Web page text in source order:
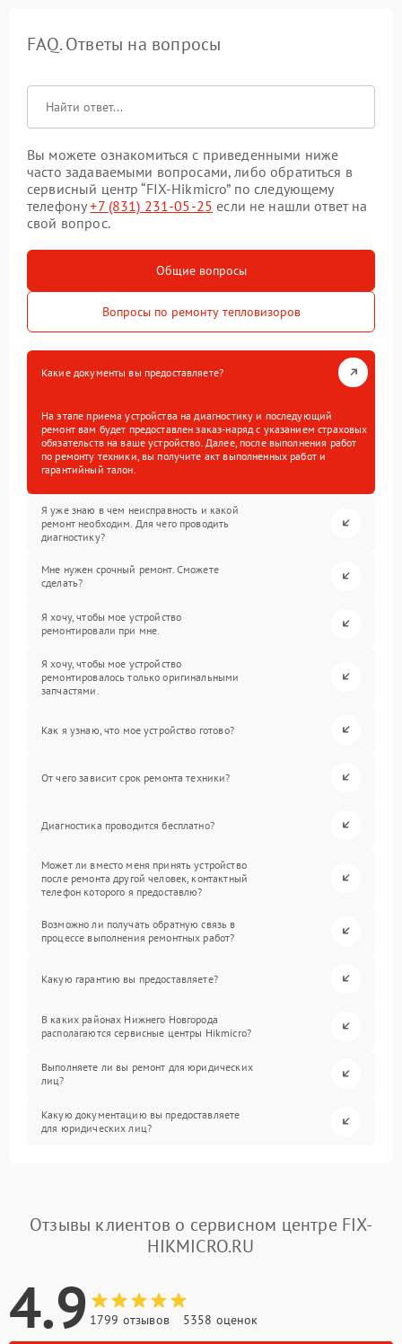
FAQ. Ответы на вопросы
Вы можете ознакомиться с приведенными ниже
часто задаваемыми вопросами, либо обратиться в
сервисный центр “FIX-Hikmicro” по следующему
телефону+7 (831) 231-05-25 если не нашли ответ на
свой вопрос.
Общие вопросы
Вопросы по ремонту тепловизоров
Какие документы вы предоставляете?
На этапе приема устройства на диагностику и последующий
ремонт вам будет предоставлен заказ-наряд с указанием страховых
обязательств на ваше устройство. Далее, после выполнения работ
по ремонту техники, вы получите акт выполненных работ и
гарантийный талон.
Я уже знаю в чем неисправность и какой
ремонт необходим. Для чего проводить
диагностику?
Мне нужен срочный ремонт. Сможете
сделать?
Я хочу, чтобы мое устройство
ремонтировали при мне.
Я хочу, чтобы мое устройство
ремонтировалось только оригинальными
запчастями.
Как я узнаю, что мое устройство готово?
От чего зависит срок ремонта техники?
Диагностика проводится бесплатно?
Может ли вместо меня принять устройство
после ремонта другой человек, контактный
телефон которого я предоставлю?
Возможно ли получать обратную связь в
процессе выполнения ремонтных работ?
Какую гарантию вы предоставляете?
В каких районах Нижнего Новгорода
располагаются сервисные центры Hikmicro?
Выполняете ли вы ремонт для юридических
лиц?
Какую документацию вы предоставляете
для юридических лиц?
Отзывы клиентов о сервисном центре FIX-
HIKMICRO.RU
4.9 1799 отзывов 5358 оценок